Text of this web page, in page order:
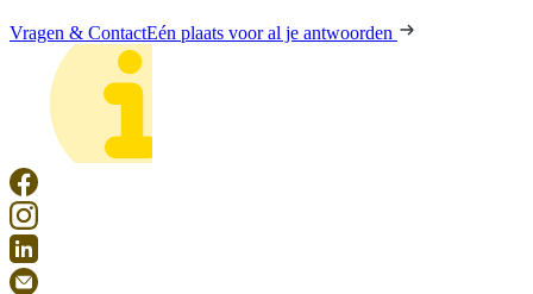
Vragen & ContactEén plaats voor al je antwoorden